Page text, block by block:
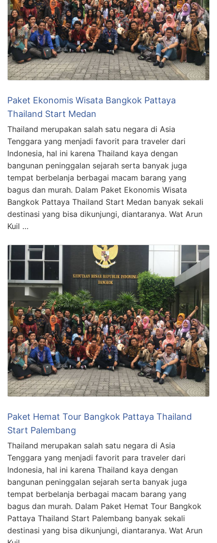
Paket Ekonomis Wisata Bangkok Pattaya
Thailand Start Medan
Thailand merupakan salah satu negara di Asia
Tenggara yang menjadi favorit para traveler dari
Indonesia, hal ini karena Thailand kaya dengan
bangunan peninggalan sejarah serta banyak juga
tempat berbelanja berbagai macam barang yang
bagus dan murah. Dalam Paket Ekonomis Wisata
Bangkok Pattaya Thailand Start Medan banyak sekali
destinasi yang bisa dikunjungi, diantaranya. Wat Arun
Kuil …
Paket Hemat Tour Bangkok Pattaya Thailand
Start Palembang
Thailand merupakan salah satu negara di Asia
Tenggara yang menjadi favorit para traveler dari
Indonesia, hal ini karena Thailand kaya dengan
bangunan peninggalan sejarah serta banyak juga
tempat berbelanja berbagai macam barang yang
bagus dan murah. Dalam Paket Hemat Tour Bangkok
Pattaya Thailand Start Palembang banyak sekali
destinasi yang bisa dikunjungi, diantaranya. Wat Arun